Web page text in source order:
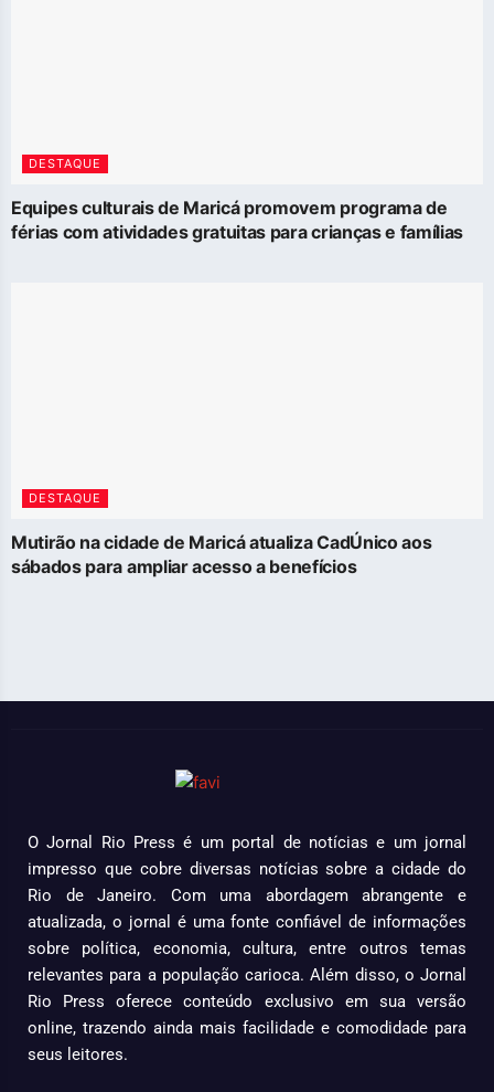
DESTAQUE
Equipes culturais de Maricá promovem programa de
férias com atividades gratuitas para crianças e famílias
DESTAQUE
Mutirão na cidade de Maricá atualiza CadÚnico aos
sábados para ampliar acesso a benefícios
O Jornal Rio Press é um portal de notícias e um jornal
impresso que cobre diversas notícias sobre a cidade do
Rio de Janeiro. Com uma abordagem abrangente e
atualizada, o jornal é uma fonte confiável de informações
sobre política, economia, cultura, entre outros temas
relevantes para a população carioca. Além disso, o Jornal
Rio Press oferece conteúdo exclusivo em sua versão
online, trazendo ainda mais facilidade e comodidade para
seus leitores.